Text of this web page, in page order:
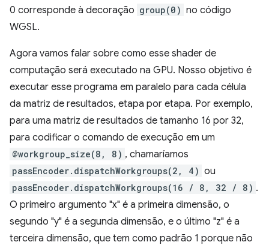
0 corresponde à decoração group(0) no código
WGSL.
Agora vamos falar sobre como esse shader de
computação será executado na GPU. Nosso objetivo é
executar esse programa em paralelo para cada célula
da matriz de resultados, etapa por etapa. Por exemplo,
para uma matriz de resultados de tamanho 16 por 32,
para codificar o comando de execução em um
@workgroup_size(8, 8) , chamaríamos
passEncoder.dispatchWorkgroups(2, 4) ou
passEncoder.dispatchWorkgroups(16 / 8, 32 / 8) .
O primeiro argumento "x" é a primeira dimensão, o
segundo "y" é a segunda dimensão, e o último "z" é a
terceira dimensão, que tem como padrão 1 porque não